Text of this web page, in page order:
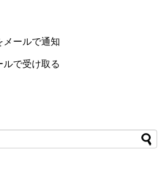
メールで通知
ルで受け取る